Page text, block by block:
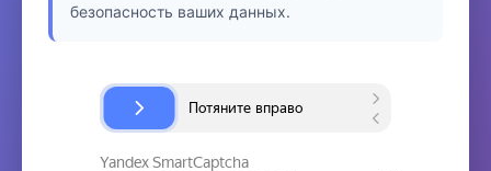
безопасность ваших данных.